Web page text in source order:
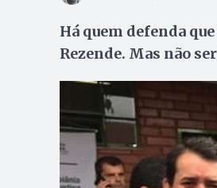
Há quem defenda
Rezende. Mas não